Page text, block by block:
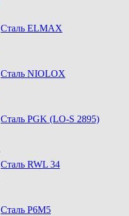
Сталь ELMAX
Сталь NIOLOX
Сталь PGK (LO-S 2895)
Сталь RWL 34
Сталь Р6М5